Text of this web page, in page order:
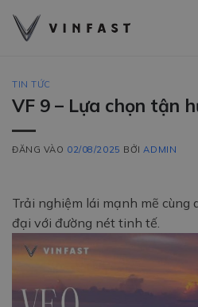
qua
TIN TỨC
VF 9 – Lựa chọn tận
ĐĂNG VÀO 02/08/2025 BỞI ADMIN
Trải nghiệm lái mạnh mẽ cùng
đại với đường nét tinh tế.